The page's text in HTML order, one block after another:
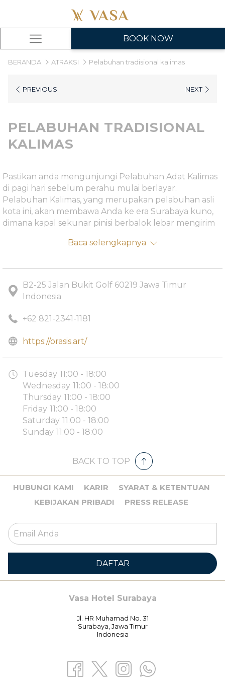
Hamburger BOOK NOW
BERANDA ATRAKSI Pelabuhan tradisional kalimas
PREVIOUS NEXT
PELABUHAN TRADISIONAL
KALIMAS
Pastikan anda mengunjungi Pelabuhan Adat Kalimas
di pagi hari sebelum perahu mulai berlayar.
Pelabuhan Kalimas, yang merupakan pelabuhan asli
kota ini, akan membawa Anda ke era Surabaya kuno,
dimana kapal sekunar pinisi berbalok lebar mengirim
Baca selengkapnya
B2-25 Jalan Bukit Golf 60219 Jawa Timur
Indonesia
+62 821-2341-1181
https://orasis.art/opens
new
tab
Tuesday 11:00 - 18:00
Wednesday 11:00 - 18:00
Thursday 11:00 - 18:00
Friday 11:00 - 18:00
Saturday 11:00 - 18:00
Sunday 11:00 - 18:00
BACK TO TOP
HUBUNGI KAMI KARIR
SYARAT & KETENTUAN
KEBIJAKAN PRIBADI
PRESS RELEASE
DAFTAR
Vasa Hotel Surabaya
Jl. HR Muhamad No. 31
Surabaya, Jawa Timur
Indonesia